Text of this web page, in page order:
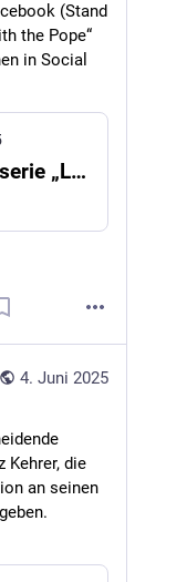
(Stand
the Pope“
in Social
Internet: Videoserie „Let’s sing with the Pope“
4. Juni 2025
Kehrer, die
an seinen